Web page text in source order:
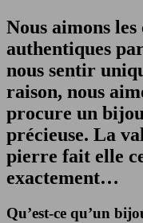
Nous aimons les
authentiques
nous sentir
raison, nous
procure un
précieuse. La
pierre fait elle
exactement…
Qu’est-ce qu’un